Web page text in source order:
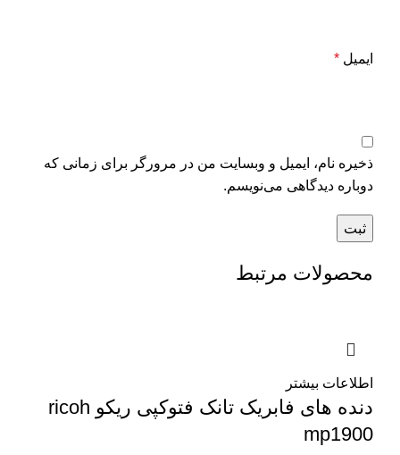
ایمیل *
ذخیره نام، ایمیل و وبسایت من در مرورگر برای زمانی که
دوباره دیدگاهی می‌نویسم.
محصولات مرتبط
اطلاعات بیشتر
دنده های فابریک تانک فتوکپی ریکو ricoh
mp1900